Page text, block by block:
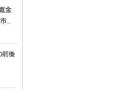
金
中
前後